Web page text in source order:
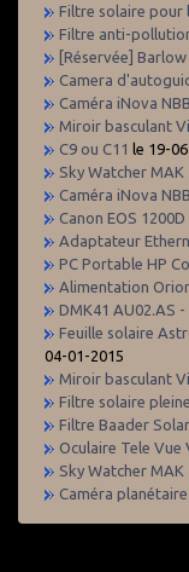
Filtre solaire pour
Filtre anti-
[Réservée]
Camera
Caméra iNova
Miroir basculant
C9 ou C11 le 19-
Sky Watcher
Caméra iNova
Canon EOS
Adaptateur
PC Portable HP
Alimentation
DMK41 AU02.AS -
Feuille solaire
04-01-2015
Miroir basculant
Filtre solaire
Filtre Baader
Oculaire Tele Vue
Sky Watcher
Caméra planétaire